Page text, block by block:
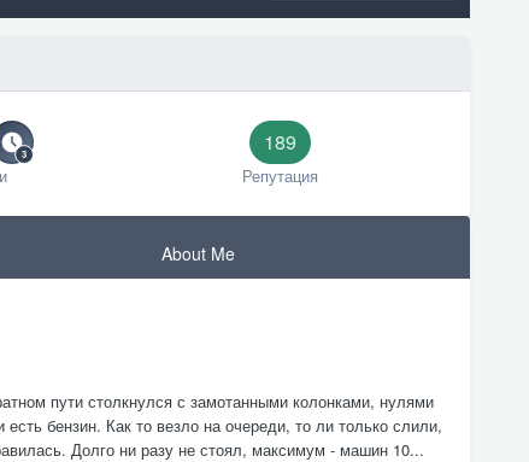
189
Репутация
About Me
пути столкнулся с замотанными колонками, нулями
бензин. Как то везло на очереди, то ли только слили,
Долго ни разу не стоял, максимум - машин 10...